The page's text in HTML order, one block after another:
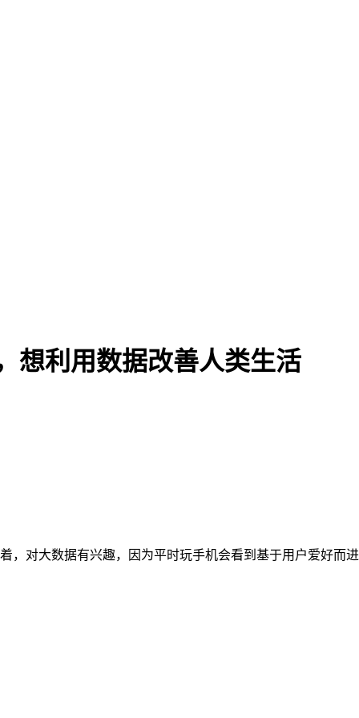
想利用数据改善人类生活
，对大数据有兴趣，因为平时玩手机会看到基于用户爱好而